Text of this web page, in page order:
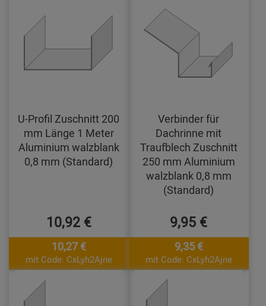
U-Profil Zuschnitt 200
mm Länge 1 Meter
Aluminium walzblank
0,8 mm (Standard)
10,92 €
10,27 €
mit Code: CxLyh2Ajne
Verbinder für
Dachrinne mit
Traufblech Zuschnitt
250 mm Aluminium
walzblank 0,8 mm
(Standard)
9,95 €
9,35 €
mit Code: CxLyh2Ajne